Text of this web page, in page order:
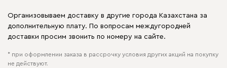
Организовываем доставку в другие города Казахстана за
дополнительную плату. По вопросам междугородней
доставки просим звонить по номеру на сайте.
* при оформлении заказа в рассрочку условия других акций на покупку
не действуют.